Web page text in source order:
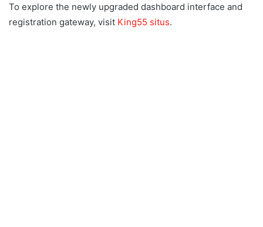
To explore the newly upgraded dashboard interface and
registration gateway, visit King55 situs.